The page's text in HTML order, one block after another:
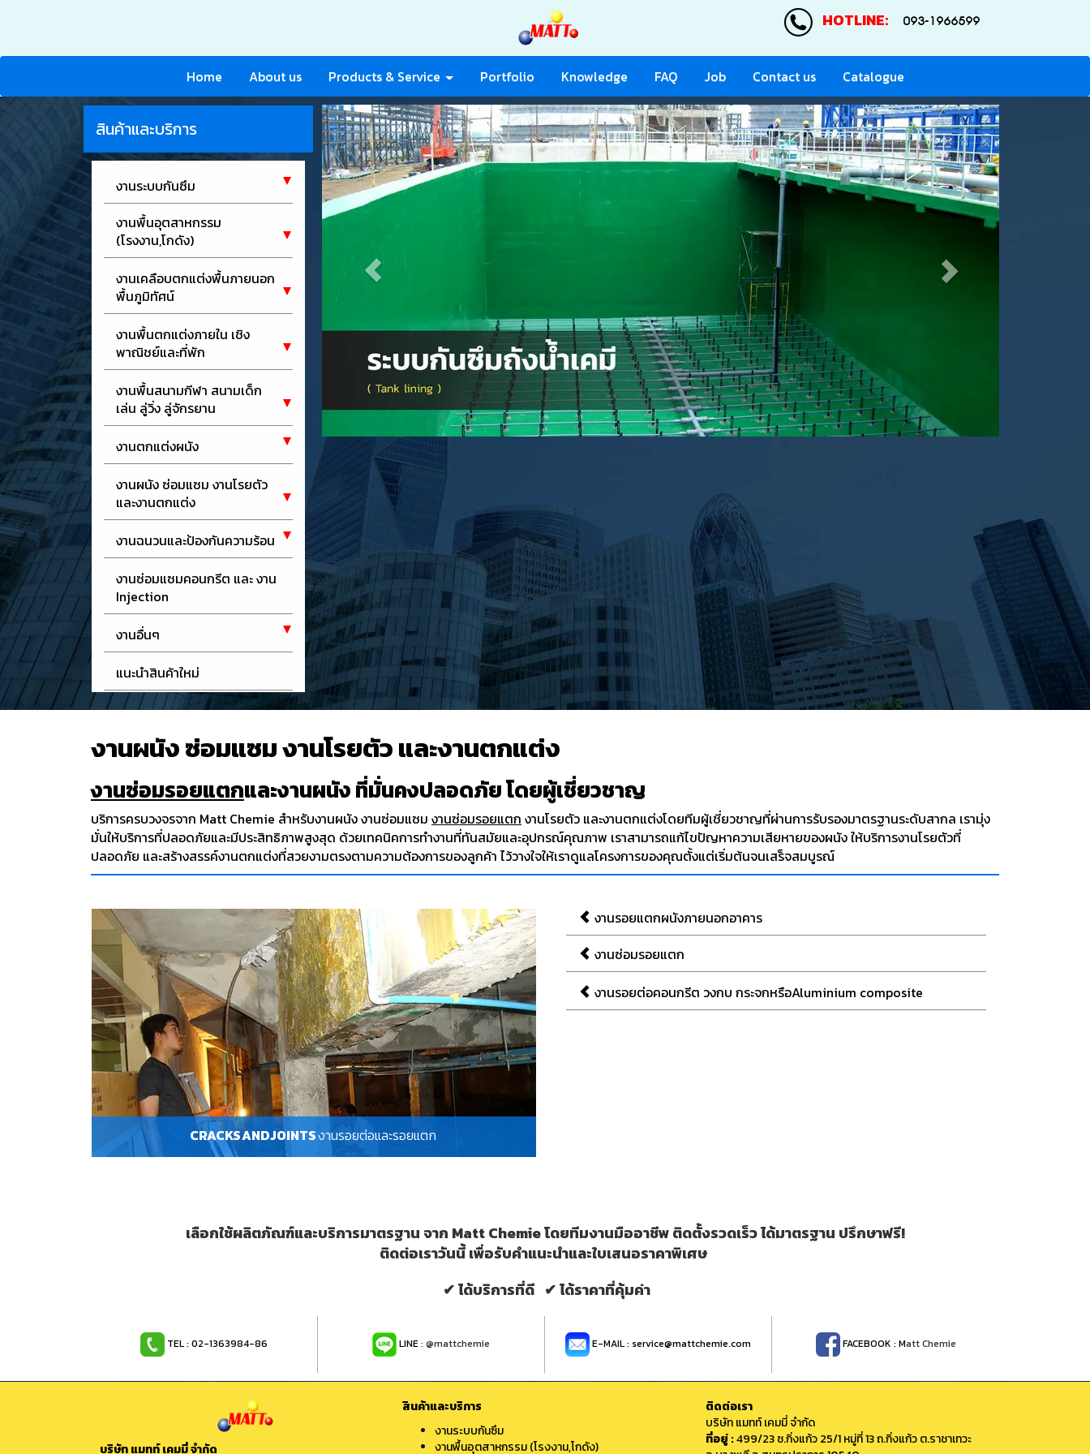
Home About us Products & Service Portfolio Knowledge FAQ Job Contact us Catalogue
HOTLINE: 093-1966599
สินค้าและบริการ
งานระบบกันซึม
งานพื้นอุตสาหกรรม
(โรงงาน,โกดัง)
งานเคลือบตกแต่งพื้นภายนอก
พื้นภูมิทัศน์
งานพื้นตกแต่งภายใน เชิง
พาณิชย์และที่พัก
งานพื้นสนามกีฬา สนามเด็ก
เล่น ลู่วิ่ง ลู่จักรยาน
งานตกแต่งผนัง
งานผนัง ซ่อมแซม งานโรยตัว
และงานตกแต่ง
งานฉนวนและป้องกันความร้อน
งานซ่อมแซมคอนกรีต และ งาน
Injection
งานอื่นๆ
แนะนำสินค้าใหม่
งานผนัง ซ่อมแซม งานโรยตัว และงานตกแต่ง
งานซ่อมรอยแตกและงานผนัง ที่มั่นคงปลอดภัย โดยผู้เชี่ยวชาญ
บริการครบวงจรจาก Matt Chemie สำหรับงานผนัง งานซ่อมแซม งานซ่อมรอยแตก งานโรยตัว และงานตกแต่งโดยทีมผู้เชี่ยวชาญที่ผ่านการรับรองมาตรฐานระดับสากล เรามุ่ง
มั่นให้บริการที่ปลอดภัยและมีประสิทธิภาพสูงสุด ด้วยเทคนิคการทำงานที่ทันสมัยและอุปกรณ์คุณภาพ เราสามารถแก้ไขปัญหาความเสียหายของผนัง ให้บริการงานโรยตัวที่
ปลอดภัย และสร้างสรรค์งานตกแต่งที่สวยงามตรงตามความต้องการของลูกค้า ไว้วางใจให้เราดูแลโครงการของคุณตั้งแต่เริ่มต้นจนเสร็จสมบูรณ์
CRACKS AND JOINTSงานรอยต่อและรอยแตก
งานรอยแตกผนังภายนอกอาคาร
งานซ่อมรอยแตก
งานรอยต่อคอนกรีต วงกบ กระจกหรือAluminium composite
เลือกใช้ผลิตภัณฑ์และบริการมาตรฐาน จาก Matt Chemie โดยทีมงานมืออาชีพ ติดตั้งรวดเร็ว ได้มาตรฐาน ปรึกษาฟรี!
ติดต่อเราวันนี้ เพื่อรับคำแนะนำและใบเสนอราคาพิเศษ
✔ ได้บริการที่ดี ✔ ได้ราคาที่คุ้มค่า
TEL : 02-1363984-86 LINE: @mattchemie E-MAIL : service@mattchemie.com FACEBOOK : Matt Chemie
บริษัท แมทท์ เคมมี่ จำกัด
สินค้าและบริการ
งานระบบกันซึม
งานพื้นอุตสาหกรรม (โรงงาน,โกดัง)
ติดต่อเรา
บริษัท แมทท์ เคมมี่ จำกัด
ที่อยู่ :499/23 ซ.กิ่งแก้ว 25/1 หมู่ที่ 13 ถ.กิ่งแก้ว ต.ราชาเทวะ